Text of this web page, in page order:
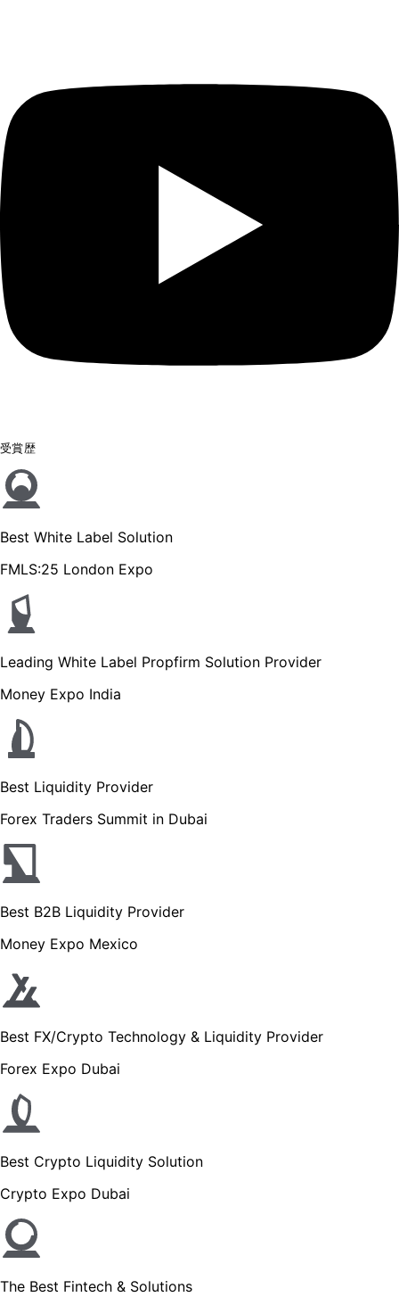
受賞歴
Best White Label Solution
FMLS:25 London Expo
Leading White Label Propfirm Solution Provider
Money Expo India
Best Liquidity Provider
Forex Traders Summit in Dubai
Best B2B Liquidity Provider
Money Expo Mexico
Best FX/Crypto Technology & Liquidity Provider
Forex Expo Dubai
Best Crypto Liquidity Solution
Crypto Expo Dubai
The Best Fintech & Solutions